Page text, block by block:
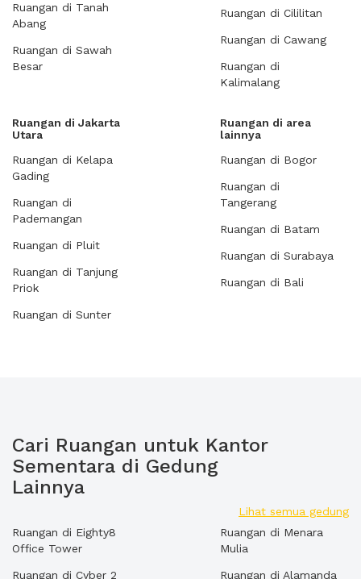
Ruangan di Tanah
Abang
Ruangan di Sawah
Besar
Ruangan di Cililitan
Ruangan di Cawang
Ruangan di
Kalimalang
Ruangan di Jakarta
Utara
Ruangan di Kelapa
Gading
Ruangan di
Pademangan
Ruangan di Pluit
Ruangan di Tanjung
Priok
Ruangan di Sunter
Ruangan di area
lainnya
Ruangan di Bogor
Ruangan di
Tangerang
Ruangan di Batam
Ruangan di Surabaya
Ruangan di Bali
Cari Ruangan untuk Kantor
Sementara di Gedung
Lainnya
Lihat semua gedung
Ruangan di Eighty8
Office Tower
Ruangan di Cyber 2
Ruangan di Menara
Mulia
Ruangan di Alamanda